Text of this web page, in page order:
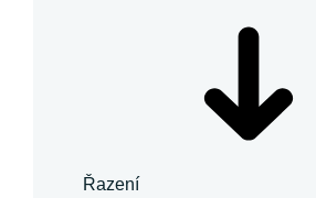
Řazení